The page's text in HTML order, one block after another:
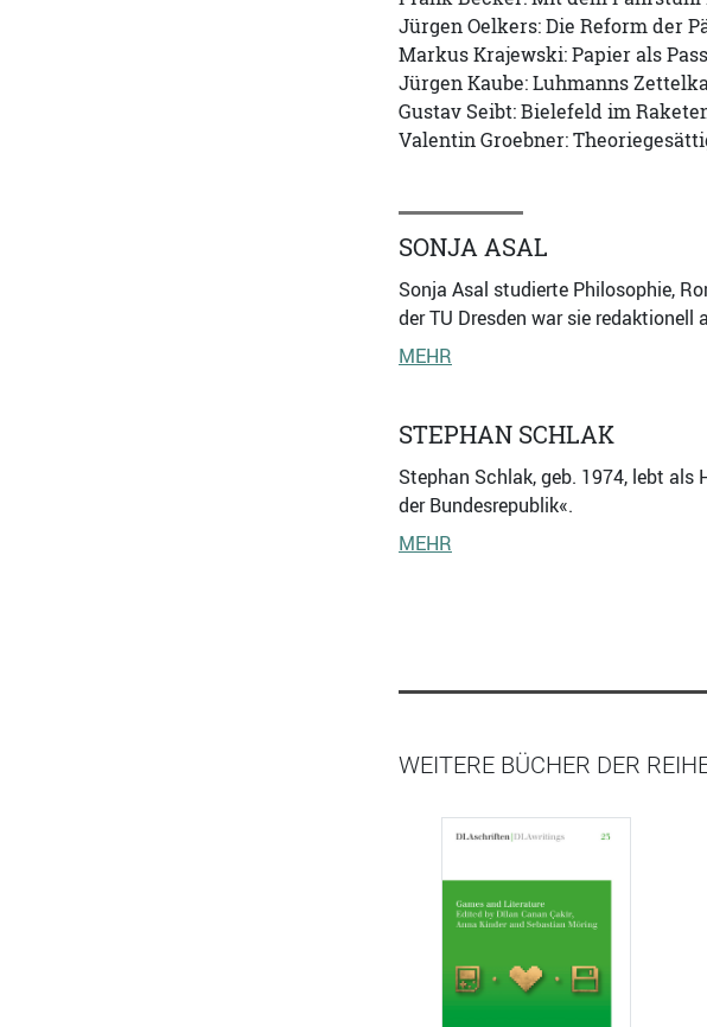
Jürgen Oelkers: Die Reform der
Markus Krajewski: Papier als
Jürgen Kaube: Luhmanns
Gustav Seibt: Bielefeld im
Valentin Groebner:
SONJA ASAL
Sonja Asal studierte Philosophie,
der TU Dresden war sie
MEHR
STEPHAN SCHLAK
Stephan Schlak, geb. 1974, lebt als
der Bundesrepublik«.
MEHR
WEITERE BÜCHER DER